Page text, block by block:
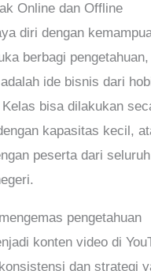
Online dan Offline
diri dengan
berbagi
ide bisnis dari
bisa dilakukan
kapasitas kecil,
peserta dari
pengetahuan
konten video di
dan strategi